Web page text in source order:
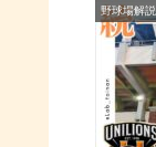
野球場解説